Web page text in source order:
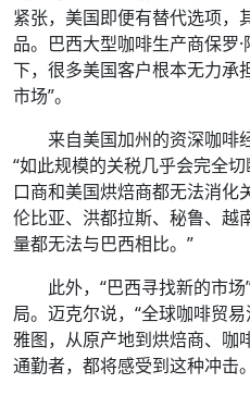
紧张，美国即便有替代选项，
品。巴西大型咖啡生产商保罗
下，很多美国客户根本无力承
市场”。
来自美国加州的资深咖啡
“如此规模的关税几乎会完全
口商和美国烘焙商都无法消化
伦比亚、洪都拉斯、秘鲁、越
量都无法与巴西相比。”
此外，“巴西寻找新的市
局。迈克尔说，“全球咖啡贸
雅图，从原产地到烘焙商、咖
通勤者，都将感受到这种冲击